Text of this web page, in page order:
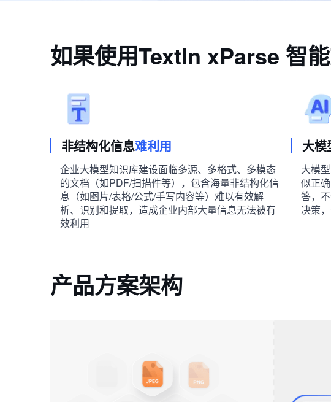
如果使用TextIn xParse 智
非结构化信息难利用
企业大模型知识库建设面临多源、多格式、多模态
的文档（如PDF/扫描件等），包含海量非结构化信
息（如图片/表格/公式/手写内容等）难以有效解
析、识别和提取，造成企业内部大量信息无法被有
效利用
大模
大模
似正
答，
决策
产品方案架构